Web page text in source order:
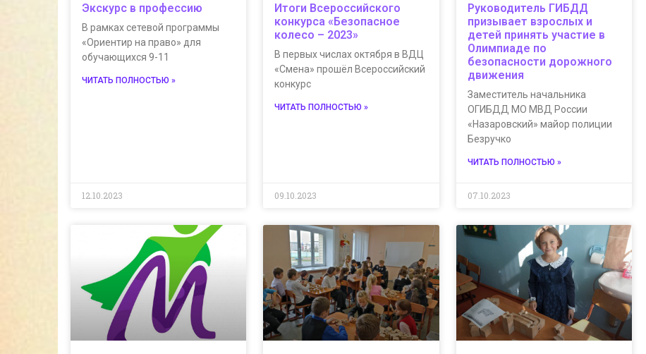
Экскурс в профессию
В рамках сетевой программы
«Ориентир на право» для
обучающихся 9-11
ЧИТАТЬ ПОЛНОСТЬЮ »
12.10.2023
Итоги Всероссийского
конкурса «Безопасное
колесо – 2023»
В первых числах октября в ВДЦ
«Смена» прошёл Всероссийский
конкурс
ЧИТАТЬ ПОЛНОСТЬЮ »
09.10.2023
Руководитель ГИБДД
призывает взрослых и
детей принять участие в
Олимпиаде по
безопасности дорожного
движения
Заместитель начальника
ОГИБДД МО МВД России
«Назаровский» майор полиции
Безручко
ЧИТАТЬ ПОЛНОСТЬЮ »
07.10.2023